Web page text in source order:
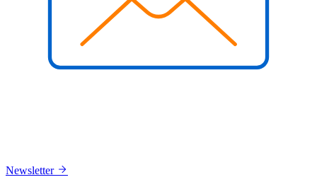
Newsletter